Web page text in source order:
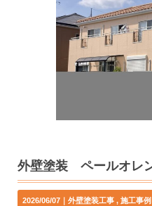
2026/06/07｜外壁塗装工事 施工事例